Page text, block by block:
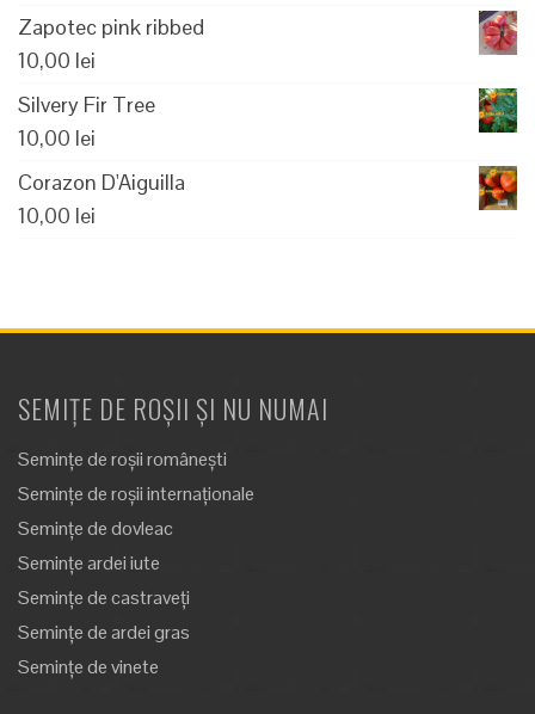
Zapotec pink ribbed
10,00 lei
Silvery Fir Tree
10,00 lei
Corazon D'Aiguilla
10,00 lei
SEMIȚE DE ROȘII ȘI NU NUMAI
Semințe de roșii românești
Semințe de roșii internaționale
Semințe de dovleac
Semințe ardei iute
Semințe de castraveți
Semințe de ardei gras
Semințe de vinete